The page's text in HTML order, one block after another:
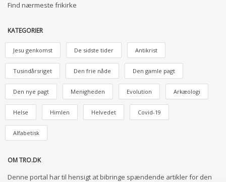
Find nærmeste frikirke
KATEGORIER
Jesu genkomst De sidste tider Antikrist
Tusindårsriget Den frie nåde Den gamle pagt
Den nye pagt Menigheden Evolution Arkæologi
Helse Himlen Helvedet Covid-19
Alfabetisk
OM TRO.DK
Denne portal har til hensigt at bibringe spændende artikler for den